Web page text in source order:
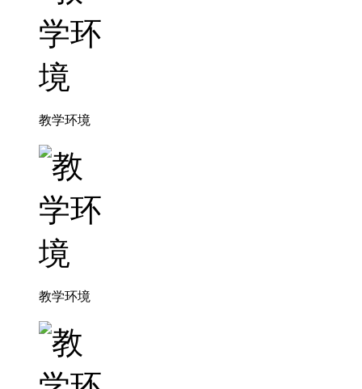
教学环境
教学环境